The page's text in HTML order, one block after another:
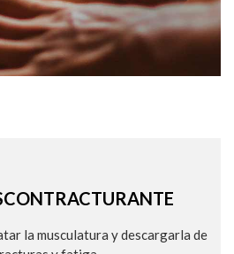
la musculatura y descargarla de